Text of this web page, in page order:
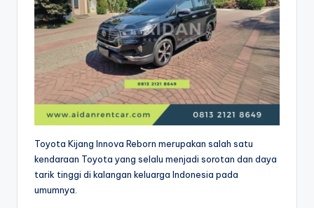
Toyota Kijang Innova Reborn merupakan salah satu
kendaraan Toyota yang selalu menjadi sorotan dan daya
tarik tinggi di kalangan keluarga Indonesia pada
umumnya.